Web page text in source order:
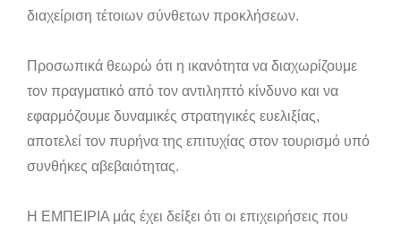
διαχείριση τέτοιων σύνθετων προκλήσεων.
Προσωπικά θεωρώ ότι η ικανότητα να διαχωρίζουμε
τον πραγματικό από τον αντιληπτό κίνδυνο και να
εφαρμόζουμε δυναμικές στρατηγικές ευελιξίας,
αποτελεί τον πυρήνα της επιτυχίας στον τουρισμό υπό
συνθήκες αβεβαιότητας.
Η ΕΜΠΕΙΡΙΑ μάς έχει δείξει ότι οι επιχειρήσεις που